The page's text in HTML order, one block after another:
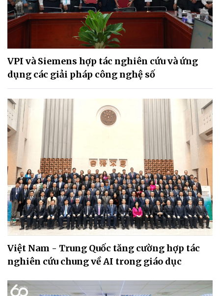
VPI và Siemens hợp tác nghiên cứu và ứng
dụng các giải pháp công nghệ số
Việt Nam - Trung Quốc tăng cường hợp tác
nghiên cứu chung về AI trong giáo dục